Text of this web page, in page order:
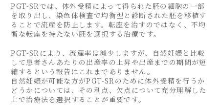
PGT-SRでは、体外受精によって得られた胚の細胞の一部
を取り出し、染色体検査で均衡型と診断された胚を移植す
ることで流産を防止します。転座を治すのではなく、不均
衡な転座を持たない胚を選択する治療です。
PGT-SRにより、流産率は減少しますが、自然妊娠と比較
して患者さんあたりの出産率の上昇や出産までの期間が短
縮するという報告はこれまでありません。
自然妊娠が可能な方がPGT-SRのために体外受精を行うか
どうかについては、その利点、欠点について充分理解した
上で治療法を選択することが重要です。